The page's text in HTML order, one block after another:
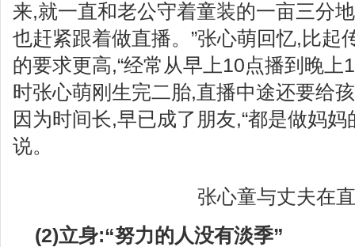
来,就一直和老公守着童装的一亩三分
也赶紧跟着做直播。”张心萌回忆,比起
的要求更高,“经常从早上10点播到晚上
时张心萌刚生完二胎,直播中途还要给
因为时间长,早已成了朋友,“都是做妈
说。
张心童与丈夫在
(2)立身:“努力的人没有淡季”